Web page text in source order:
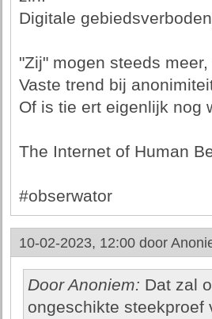
Digitale
"Zij" mogen steeds
Vaste trend bij
Of is tie ert eigenlijk nog
The Internet of Human
#obserwator
10-02-2023, 12:00 door
Door Anoniem: Dat zal
ongeschikte steekproef